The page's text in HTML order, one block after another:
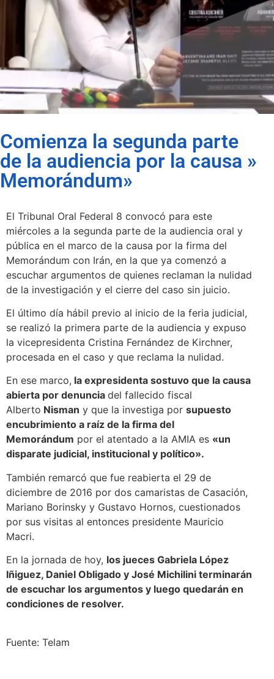
Comienza la segunda parte
de la audiencia por la causa »
Memorándum»
El Tribunal Oral Federal 8 convocó para este
miércoles a la segunda parte de la audiencia oral y
pública en el marco de la causa por la firma del
Memorándum con Irán, en la que ya comenzó a
escuchar argumentos de quienes reclaman la nulidad
de la investigación y el cierre del caso sin juicio.
El último día hábil previo al inicio de la feria judicial,
se realizó la primera parte de la audiencia y expuso
la vicepresidenta Cristina Fernández de Kirchner,
procesada en el caso y que reclama la nulidad.
En ese marco, la expresidenta sostuvo que la causa
abierta por denuncia del fallecido fiscal
Alberto Nisman y que la investiga por supuesto
encubrimiento a raíz de la firma del
Memorándum por el atentado a la AMIA es «un
disparate judicial, institucional y político».
También remarcó que fue reabierta el 29 de
diciembre de 2016 por dos camaristas de Casación,
Mariano Borinsky y Gustavo Hornos, cuestionados
por sus visitas al entonces presidente Mauricio
Macri.
En la jornada de hoy, los jueces Gabriela López
Iñiguez, Daniel Obligado y José Michilini terminarán
de escuchar los argumentos y luego quedarán en
condiciones de resolver.
Fuente: Telam